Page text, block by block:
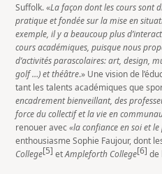
Suffolk. «La façon dont les cours sont
pratique et fondée sur la mise en
exemple, il y a beaucoup plus
cours académiques, puisque nous
d’activités parascolaires: art, design,
golf …) et théâtre.» Une vision de
tant les talents académiques que
encadrement bienveillant, des
force du collectif et la vie en
renouer avec«la confiance en soi et
enthousiasme Sophie Faujour, dont
College[5] etAmpleforth College[6] de